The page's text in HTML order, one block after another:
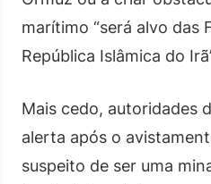
marítimo “será alvo das
República Islâmica do
Mais cedo, autoridades
alerta após o
suspeito de ser uma